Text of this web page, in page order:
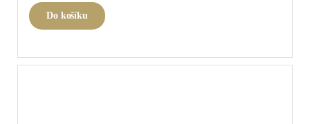
Do košíku